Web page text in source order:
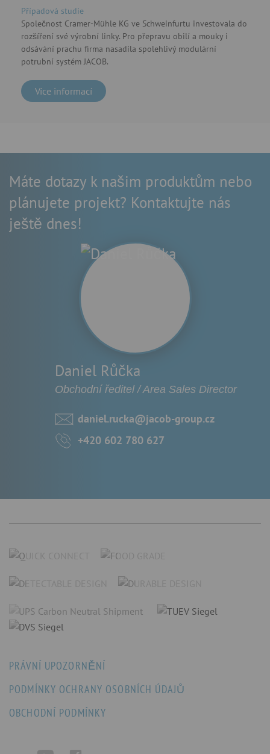
Případová studie
Společnost Cramer-Mühle KG ve Schweinfurtu investovala do
rozšíření své výrobní linky. Pro přepravu obilí a mouky i
odsávání prachu firma nasadila spolehlivý modulární
potrubní systém JACOB.
Více informací
Máte dotazy k našim produktům nebo
plánujete projekt? Kontaktujte nás
ještě dnes!
Daniel Růčka
Obchodní ředitel / Area Sales Director
daniel.rucka@jacob-group.cz
+420 602 780 627
PRÁVNÍ UPOZORNĚNÍ
PODMÍNKY OCHRANY OSOBNÍCH ÚDAJŮ
OBCHODNÍ PODMÍNKY